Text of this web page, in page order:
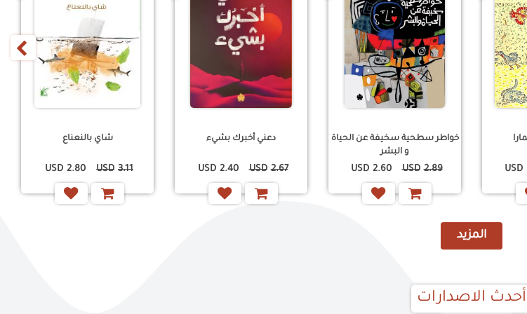
USD
خواطر سطحية سخيفة عن الحياة
و البشر
2.89
USD
2.60
USD
دعني أخبرك بشيء
2.67
USD
2.40
USD
شاي بالنعناع
3.11
USD
2.80
USD
‹
المزيد
أحدث الاصدارات